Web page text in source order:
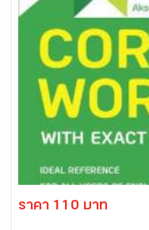
ราคา 110 บาท